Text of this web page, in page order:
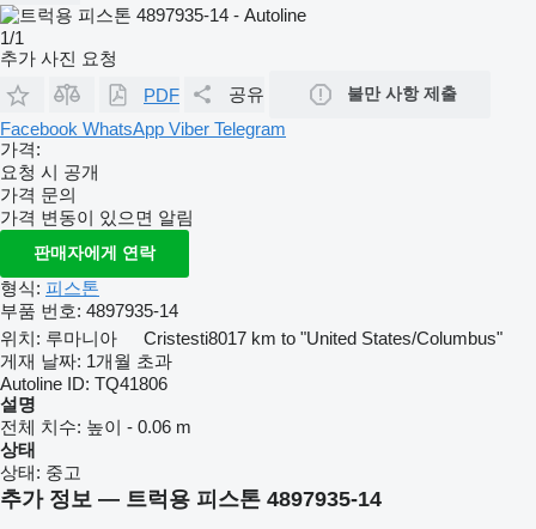
1/1
추가 사진 요청
PDF
공유 불만 사항 제출
Facebook WhatsApp Viber Telegram
가격:
요청 시 공개
가격 문의
가격 변동이 있으면 알림
판매자에게 연락
형식: 피스톤
부품 번호: 4897935-14
위치: 루마니아 Cristesti8017 km to "United States/Columbus"
게재 날짜: 1개월 초과
Autoline ID: TQ41806
설명
전체 치수: 높이 - 0.06 m
상태
상태: 중고
추가 정보 — 트럭용 피스톤 4897935-14